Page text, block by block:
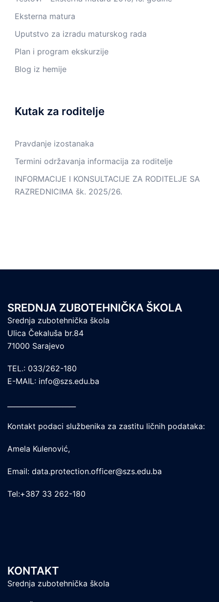
Eksterna matura
Uputstvo za izradu maturskog rada
Plan i program ekskurzije
Blog iz hemije
Kutak za roditelje
Pravdanje izostanaka
Termini održavanja informacija za roditelje
INFORMACIJE I KONSULTACIJE ZA RODITELJE SA
RAZREDNICIMA šk. 2025/26.
SREDNJA ZUBOTEHNIČKA ŠKOLA
Srednja zubotehnička škola
Ulica Čekaluša br.84
71000 Sarajevo
TEL.: 033/262-180
E-MAIL: info@szs.edu.ba
Kontakt podaci službenika za zastitu ličnih podataka:
Amela Kulenović,
Email: data.protection.officer@szs.edu.ba
Tel:+387 33 262-180
KONTAKT
Srednja zubotehnička škola